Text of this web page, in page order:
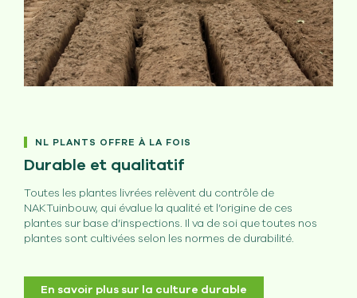
NL PLANTS OFFRE À LA FOIS
Durable et qualitatif
Toutes les plantes livrées relèvent du contrôle de
NAKTuinbouw, qui évalue la qualité et l’origine de ces
plantes sur base d’inspections. Il va de soi que toutes nos
plantes sont cultivées selon les normes de durabilité.
En savoir plus sur la culture durable